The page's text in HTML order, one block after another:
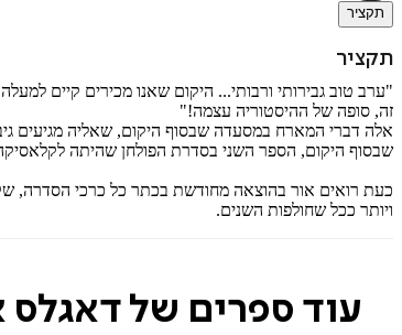
תקציר
תקציר
"ערב טוב גבירותי ורבותי... היקום שאנו מכירים קיים
זה, סופה של ההיסטוריה עצמה!"
אלה דברי המארח במסעדה שבסוף היקום, שאליה מגיעים
שבסוף היקום, הספר השני בסדרת הפולחן שהיתה
ויותר ככל שחולפות השנים.
עוד ספרים של